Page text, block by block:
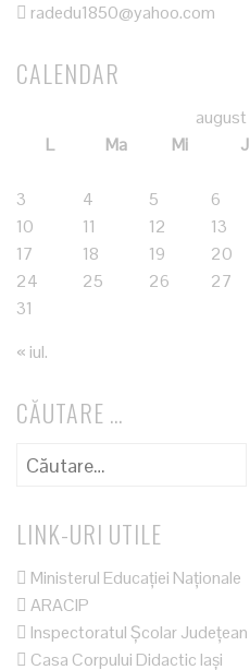
radedu1850@yahoo.com
CALENDAR
L
Ma Mi J
3
4 5 6
10
11 12 13
17
18 19 20
24
25 26 27
31
« iul.
CĂUTARE …
Caută
LINK-URI UTILE
Ministerul Educației Naționale
ARACIP
Inspectoratul Școlar Județean
Casa Corpului Didactic Iași